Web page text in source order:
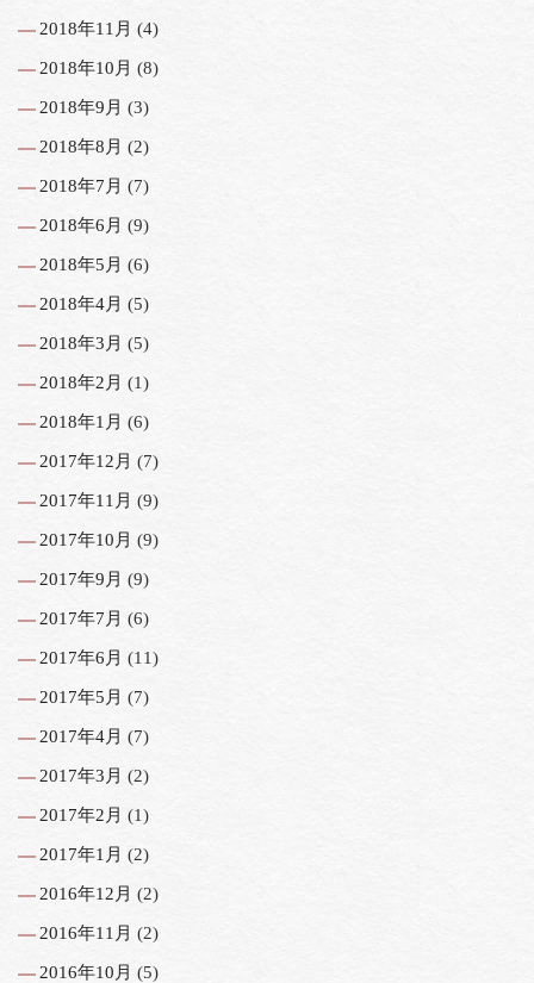
2018年11月 (4)
2018年10月 (8)
2018年9月 (3)
2018年8月 (2)
2018年7月 (7)
2018年6月 (9)
2018年5月 (6)
2018年4月 (5)
2018年3月 (5)
2018年2月 (1)
2018年1月 (6)
2017年12月 (7)
2017年11月 (9)
2017年10月 (9)
2017年9月 (9)
2017年7月 (6)
2017年6月 (11)
2017年5月 (7)
2017年4月 (7)
2017年3月 (2)
2017年2月 (1)
2017年1月 (2)
2016年12月 (2)
2016年11月 (2)
2016年10月 (5)